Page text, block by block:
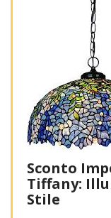
Sconto
Tiffany:
Stile